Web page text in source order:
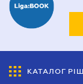
КАТАЛОГ